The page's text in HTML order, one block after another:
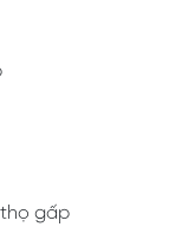
thọ gấp